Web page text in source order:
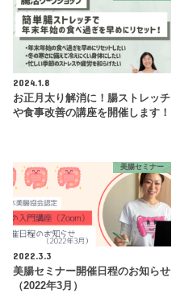
2024.1.8
お正月太り解消に！腸ストレッチ
や食事改善の講座を開催します！
美腸セミナー
2022.3.3
美腸セミナー開催日程のお知らせ
（2022年3月）